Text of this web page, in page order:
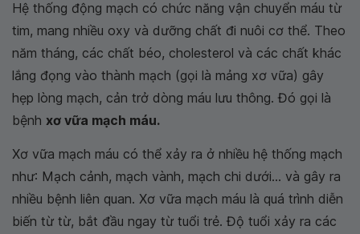
Hệ thống động mạch có chức năng vận chuyển máu từ
tim, mang nhiều oxy và dưỡng chất đi nuôi cơ thể. Theo
năm tháng, các chất béo, cholesterol và các chất khác
lắng đọng vào thành mạch (gọi là mảng xơ vữa) gây
hẹp lòng mạch, cản trở dòng máu lưu thông. Đó gọi là
bệnh xơ vữa mạch máu.
Xơ vữa mạch máu có thể xảy ra ở nhiều hệ thống mạch
như: Mạch cảnh, mạch vành, mạch chi dưới... và gây ra
nhiều bệnh liên quan. Xơ vữa mạch máu là quá trình diễn
biến từ từ, bắt đầu ngay từ tuổi trẻ. Độ tuổi xảy ra các